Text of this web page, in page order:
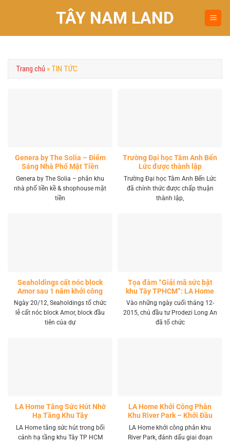
TÂY NAM LAND
Trang chủ » TIN TỨC
Genera by The Solia – Điểm
Sáng Nhà Phố Mặt Tiền
Vành Đai 4 Khu Tây
Genera by The Solia – phân khu
nhà phố liền kề & shophouse mặt
tiền
Trường Đại học Tâm Anh Bến
Lức được thành lập
Trường Đại học Tâm Anh Bến Lức
đã chính thức được chấp thuận
thành lập,
Seaholdings cất nóc block
Amor sau 1 năm khởi công
Ngày 20/12, Seaholdings tổ chức
lễ cất nóc block Amor, block đầu
tiên của dự
Tọa đàm “Giải mã sức bật
khu Tây TPHCM”: LA Home
khai mở tọa độ đầu tư mới
Vào những ngày cuối tháng 12-
2015, chủ đầu tư Prodezi Long An
đã tổ chức
LA Home Tăng Sức Hút Nhờ
Hạ Tầng Khu Tây
LA Home tăng sức hút trong bối
cảnh hạ tầng khu Tây TP HCM
LA Home Khởi Công Phân
Khu River Park – Khởi Đầu
Giai Đoạn Phát Triển Mới
LA Home khởi công phân khu
River Park, đánh dấu giai đoạn